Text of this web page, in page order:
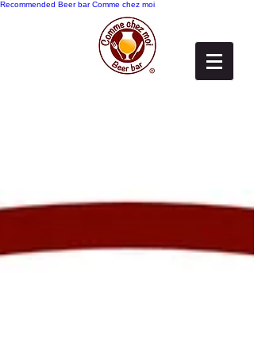
Recommended Beer bar Comme chez moi